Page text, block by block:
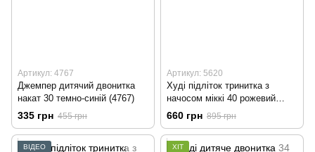
Артикул: 4767
Джемпер дитячий двонитка
накат 30 темно-синій (4767)
335 грн 455 грн
Артикул: 5620
Худі підліток тринитка з
начосом міккі 40 рожевий
(5620)
660 грн 895 грн
ВІДЕО ХІТ